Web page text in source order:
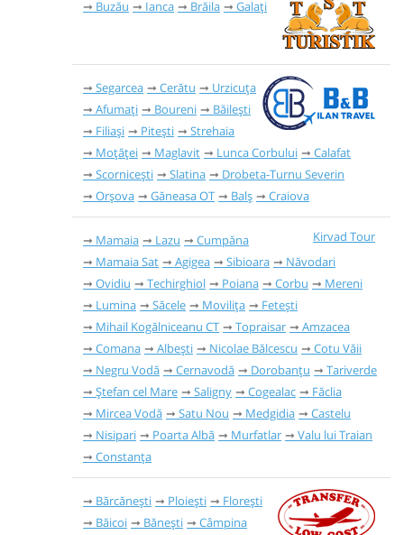
Buzău Ianca Brăila Galați
Segarcea Cerătu
Urzicuța
Afumați
Boureni
Băilești
Filiași
Pitești
Strehaia
Moțăței
Maglavit Lunca Corbului
Calafat
Scornicești
Slatina
Drobeta-Turnu Severin
Orșova
Găneasa OT Balș Craiova
Kirvad Tour
Mamaia Lazu
Cumpăna
Mamaia Sat
Agigea Sibioara
Năvodari
Ovidiu
Techirghiol Poiana Corbu
Mereni
Lumina
Săcele Movilița
Fetești
Mihail Kogălniceanu CT
Topraisar
Amzacea
Comana
Albești Nicolae Bălcescu
Cotu Văii
Negru Vodă
Cernavodă Dorobanțu
Tariverde
Ștefan cel Mare
Saligny Cogealac
Făclia
Mircea Vodă
Satu Nou Medgidia
Castelu
Nisipari
Poarta Albă Murfatlar
Valu lui Traian
Constanța
Bărcănești Ploiești
Florești
Băicoi
Bănești
Câmpina